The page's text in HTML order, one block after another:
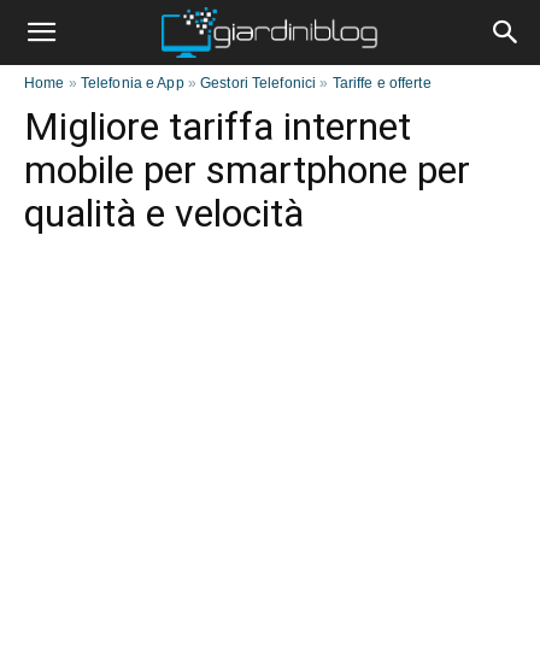
Home » Telefonia e App»Gestori Telefonici » Tariffe e offerte
Migliore tariffa internet
mobile per smartphone per
qualità e velocità